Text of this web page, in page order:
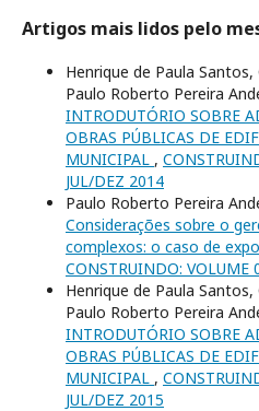
Artigos mais lidos pelo
Henrique de Paula
Paulo Roberto Pereira
INTRODUTÓRIO SOBRE
OBRAS PÚBLICAS DE
MUNICIPAL ,
JUL/DEZ 2014
Paulo Roberto Pereira
Considerações sobre o
complexos: o caso de
CONSTRUINDO: VOLUME
Henrique de Paula
Paulo Roberto Pereira
INTRODUTÓRIO SOBRE
OBRAS PÚBLICAS DE
MUNICIPAL ,
JUL/DEZ 2015